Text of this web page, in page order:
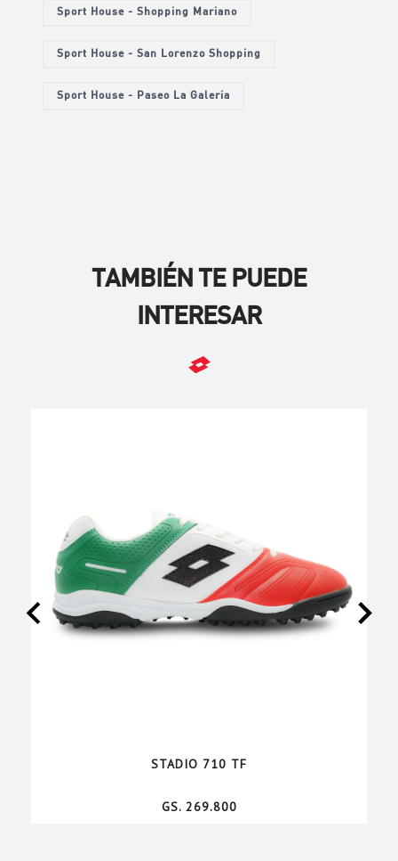
Sport House - Shopping Mariano
Sport House - San Lorenzo Shopping
Sport House - Paseo La Galería
TAMBIÉN TE PUEDE
INTERESAR
STADIO 710 TF
GS. 269.800